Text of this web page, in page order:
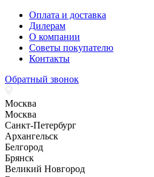
Оплата и доставка
Дилерам
О компании
Советы покупателю
Контакты
Обратный звонок
Москва
Москва
Санкт-Петербург
Архангельск
Белгород
Брянск
Великий Новгород